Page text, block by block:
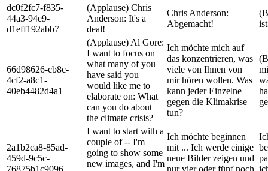
dc0f2fc7-f835-
44a3-94e9-
d1eff192abb7
(Applause) Chris
Anderson: It's a
deal!
Chris Anderson:
Abgemacht!
66d98626-cb8c-
4cf2-a8c1-
40eb4482d4a1
(Applause) Al Gore:
I want to focus on
what many of you
have said you
would like me to
elaborate on: What
can you do about
the climate crisis?
Ich möchte mich auf
das konzentrieren, was
viele von Ihnen von
mir hören wollen. Was
kann jeder Einzelne
gegen die Klimakrise
tun?
2a1b2ca8-85ad-
459d-9c5c-
76875b1c9096
I want to start with a
couple of -- I'm
going to show some
new images, and I'm
Ich möchte beginnen
mit ... Ich werde einige
neue Bilder zeigen und
nur vier oder fünf noch